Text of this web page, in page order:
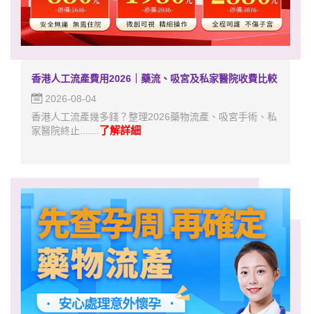
香港人工流產費用2026｜藥流、吸宮及私家醫院收費比較
2026-08-04
香港人工流產幾多錢？整理2026藥物流產、吸宮手術、私
家醫院終止....... 了解詳細